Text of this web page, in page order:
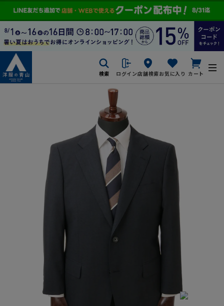
検索 ログイン店舗検索お気に入り カート